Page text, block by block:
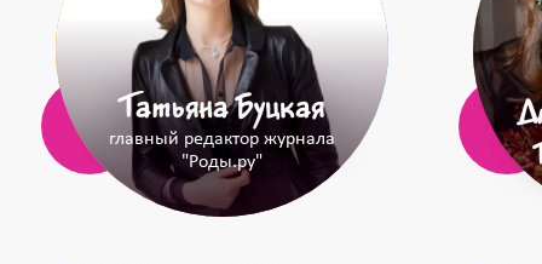
Татьяна Буцкая
главный редактор журнала
"Роды.ру"